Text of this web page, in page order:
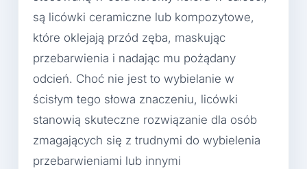
są licówki ceramiczne lub kompozytowe,
które oklejają przód zęba, maskując
przebarwienia i nadając mu pożądany
odcień. Choć nie jest to wybielanie w
ścisłym tego słowa znaczeniu, licówki
stanowią skuteczne rozwiązanie dla osób
zmagających się z trudnymi do wybielenia
przebarwieniami lub innymi